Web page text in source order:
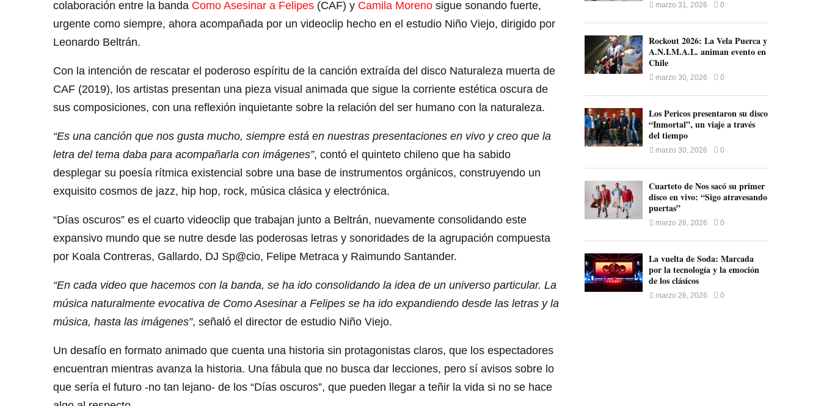
colaboración entre la banda Como Asesinar a Felipes (CAF) y Camila Moreno sigue sonando fuerte,
urgente como siempre, ahora acompañada por un videoclip hecho en el estudio Niño Viejo, dirigido por
Leonardo Beltrán.
Con la intención de rescatar el poderoso espíritu de la canción extraída del disco Naturaleza muerta de
CAF (2019), los artistas presentan una pieza visual animada que sigue la corriente estética oscura de
sus composiciones, con una reflexión inquietante sobre la relación del ser humano con la naturaleza.
“Es una canción que nos gusta mucho, siempre está en nuestras presentaciones en vivo y creo que la
letra del tema daba para acompañarla con imágenes”, contó el quinteto chileno que ha sabido
desplegar su poesía rítmica existencial sobre una base de instrumentos orgánicos, construyendo un
exquisito cosmos de jazz, hip hop, rock, música clásica y electrónica.
“Días oscuros” es el cuarto videoclip que trabajan junto a Beltrán, nuevamente consolidando este
expansivo mundo que se nutre desde las poderosas letras y sonoridades de la agrupación compuesta
por Koala Contreras, Gallardo, DJ Sp@cio, Felipe Metraca y Raimundo Santander.
“En cada video que hacemos con la banda, se ha ido consolidando la idea de un universo particular. La
música naturalmente evocativa de Como Asesinar a Felipes se ha ido expandiendo desde las letras y la
música, hasta las imágenes”, señaló el director de estudio Niño Viejo.
Un desafío en formato animado que cuenta una historia sin protagonistas claros, que los espectadores
encuentran mientras avanza la historia. Una fábula que no busca dar lecciones, pero sí avisos sobre lo
que sería el futuro -no tan lejano- de los “Días oscuros”, que pueden llegar a teñir la vida si no se hace
marzo 31, 2026 0
Rockout 2026: La Vela Puerca y
A.N.I.M.A.L. animan evento en
Chile
marzo 30, 2026 0
Los Pericos presentaron su disco
“Inmortal”, un viaje a través
del tiempo
marzo 30, 2026 0
Cuarteto de Nos sacó su primer
disco en vivo: “Sigo atravesando
puertas”
marzo 26, 2026 0
La vuelta de Soda: Marcada
por la tecnología y la emoción
de los clásicos
marzo 26, 2026 0